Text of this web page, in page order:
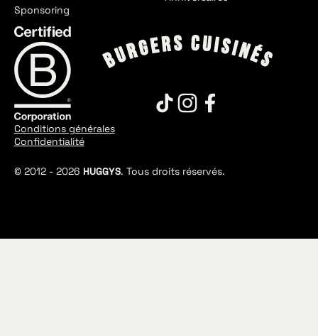
Sponsoring
© 2012 - 2026 HUGGYS. Tous droits réservés.
Conditions générales
Confidentialité